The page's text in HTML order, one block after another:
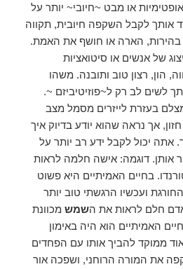
או מבט ~חיובי~ יותר על
אותך לקבל השקפה חיובית, תקווה
בהירות, הארה או חושף את האמת.
של אנשים או סיטואציות
הון, רצון טוב ותובנה. משהו
לשים לב רק ל~פוזיטיביזם ~.
בעזרת לייזרים מסמל מצב
אך נראה שהוא יודע בדיוק איך
אתה יכול לקבל ידע רב יותר על
אותן. דוגמה: אישה חלמה לראות
בחיים האמיתיים היא פשוט
ועכשיו הרגשתי טוב יותר
חלם לראות את השמש מכוונת
האמיתיים הוא היה באימון
ממוקד להביך אותו עם הפחדים
את המורה הרוחני, ושפכה אור